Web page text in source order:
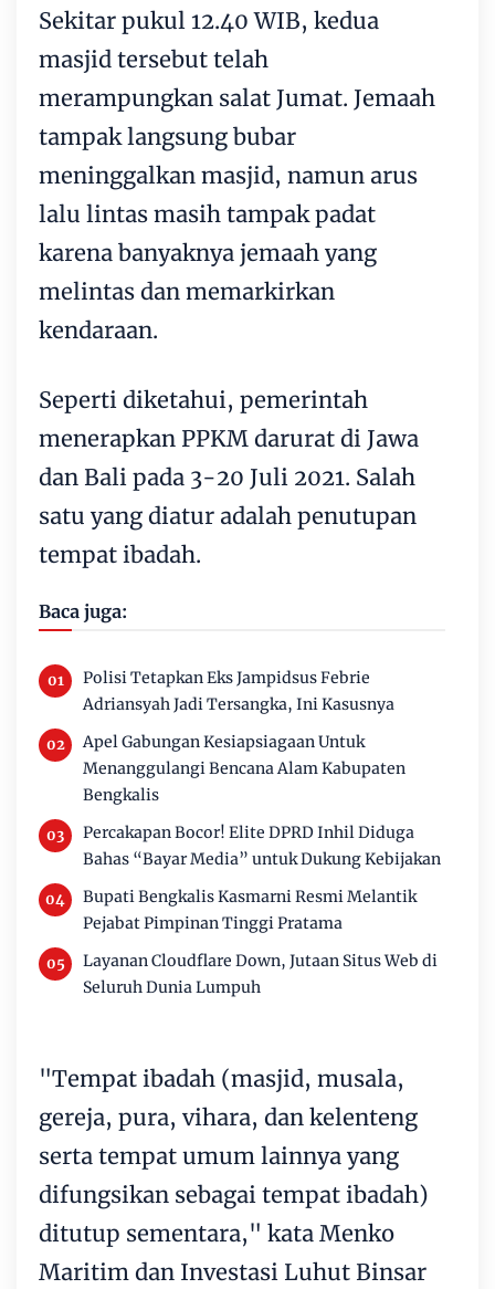
Sekitar pukul 12.40 WIB, kedua
masjid tersebut telah
merampungkan salat Jumat. Jemaah
tampak langsung bubar
meninggalkan masjid, namun arus
lalu lintas masih tampak padat
karena banyaknya jemaah yang
melintas dan memarkirkan
kendaraan.
Seperti diketahui, pemerintah
menerapkan PPKM darurat di Jawa
dan Bali pada 3-20 Juli 2021. Salah
satu yang diatur adalah penutupan
tempat ibadah.
Baca juga:
Polisi Tetapkan Eks Jampidsus Febrie
Adriansyah Jadi Tersangka, Ini Kasusnya
Apel Gabungan Kesiapsiagaan Untuk
Menanggulangi Bencana Alam Kabupaten
Bengkalis
Percakapan Bocor! Elite DPRD Inhil Diduga
Bahas “Bayar Media” untuk Dukung Kebijakan
Bupati Bengkalis Kasmarni Resmi Melantik
Pejabat Pimpinan Tinggi Pratama
Layanan Cloudflare Down, Jutaan Situs Web di
Seluruh Dunia Lumpuh
"Tempat ibadah (masjid, musala,
gereja, pura, vihara, dan kelenteng
serta tempat umum lainnya yang
difungsikan sebagai tempat ibadah)
ditutup sementara," kata Menko
Maritim dan Investasi Luhut Binsar